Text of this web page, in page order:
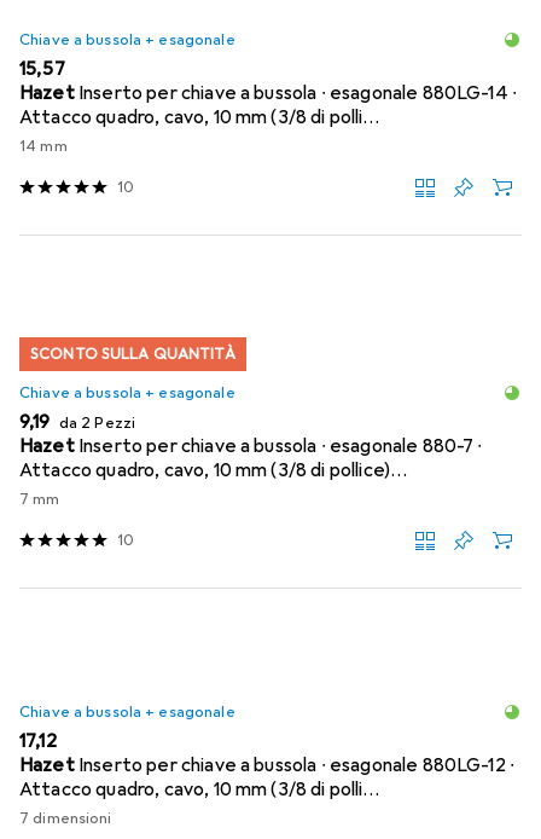
Chiave a bussola + esagonale
EUR
15,57
Hazet Inserto per chiave a bussola ∙ esagonale 880LG-14 ∙
Attacco quadro, cavo, 10 mm (3/8 di polli…
14 mm
10
SCONTO SULLA QUANTITÀ
Chiave a bussola + esagonale
EUR
9,19 da 2 Pezzi
Hazet Inserto per chiave a bussola ∙ esagonale 880-7 ∙
Attacco quadro, cavo, 10 mm (3/8 di pollice)…
7 mm
10
Chiave a bussola + esagonale
EUR
17,12
Hazet Inserto per chiave a bussola ∙ esagonale 880LG-12 ∙
Attacco quadro, cavo, 10 mm (3/8 di polli…
7 dimensioni